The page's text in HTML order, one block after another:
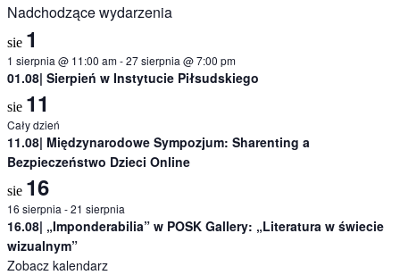
Nadchodzące wydarzenia
sie 1
1 sierpnia @ 11:00 am-27 sierpnia @ 7:00 pm
01.08| Sierpień w Instytucie Piłsudskiego
sie 11
Cały dzień
11.08| Międzynarodowe Sympozjum: Sharenting a
Bezpieczeństwo Dzieci Online
sie 16
16 sierpnia -21 sierpnia
16.08| „Imponderabilia” w POSK Gallery: „Literatura w świecie
wizualnym”
Zobacz kalendarz